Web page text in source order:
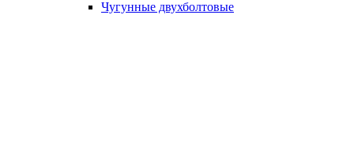
Чугунные двухболтовые